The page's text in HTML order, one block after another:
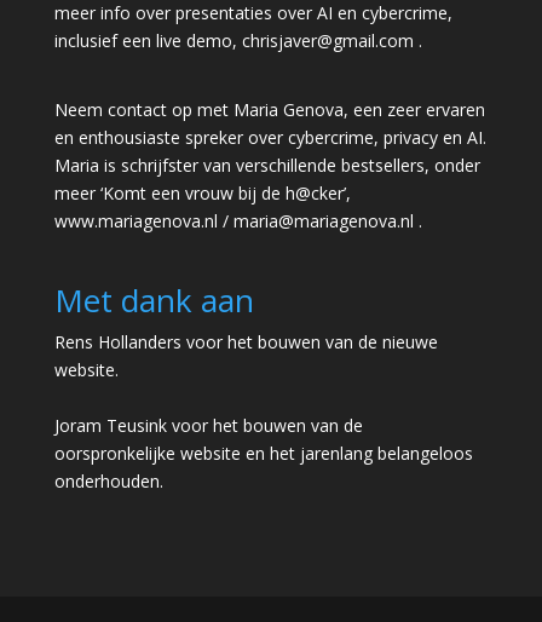
meer info over presentaties over AI en cybercrime,
inclusief een live demo, chrisjaver@gmail.com .
Neem contact op met Maria Genova, een zeer ervaren
en enthousiaste spreker over cybercrime, privacy en AI.
Maria is schrijfster van verschillende bestsellers, onder
meer ‘Komt een vrouw bij de h@cker’,
www.mariagenova.nl / maria@mariagenova.nl .
Met dank aan
Rens Hollanders voor het bouwen van de nieuwe
website.
Joram Teusink voor het bouwen van de
oorspronkelijke website en het jarenlang belangeloos
onderhouden.